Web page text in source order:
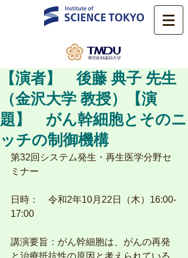
【演者】 後藤 典子 先生
（金沢大学 教授）【演
題】 がん幹細胞とそのニ
ッチの制御機構
第32回システム発生・再生医学分野セ
ミナー
日時：　令和2年10月22日（木）16:00-
17:00
講演要旨：がん幹細胞は、がんの再発
と治療抵抗性の原因と考えられている